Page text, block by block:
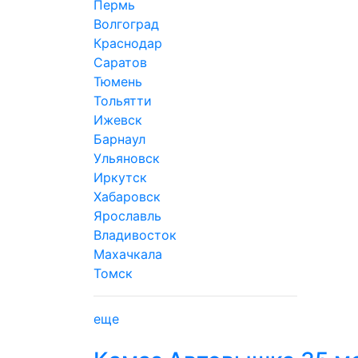
Пермь
Волгоград
Краснодар
Саратов
Тюмень
Тольятти
Ижевск
Барнаул
Ульяновск
Иркутск
Хабаровск
Ярославль
Владивосток
Махачкала
Томск
еще